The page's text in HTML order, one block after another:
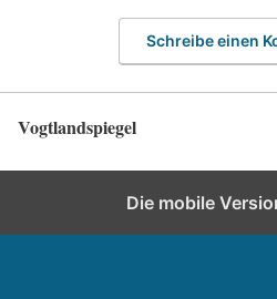
Schreibe einen
Vogtlandspiegel
Die mobile